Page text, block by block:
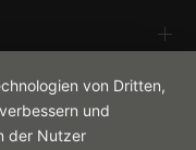
von Dritten,
und
der Nutzer